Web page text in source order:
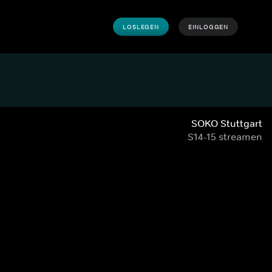
LOSLEGEN EINLOGGEN
SOKO Stuttgart
S14-15 streamen